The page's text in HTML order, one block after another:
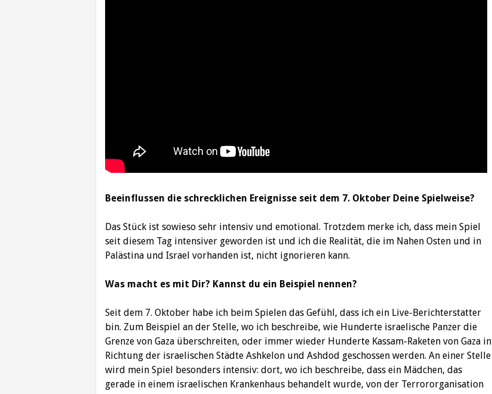
Beeinflussen die schrecklichen Ereignisse seit dem 7. Oktober Deine Spielweise?
Das Stück ist sowieso sehr intensiv und emotional. Trotzdem merke ich, dass mein Spiel
seit diesem Tag intensiver geworden ist und ich die Realität, die im Nahen Osten und in
Palästina und Israel vorhanden ist, nicht ignorieren kann.
Was macht es mit Dir? Kannst du ein Beispiel nennen?
Seit dem 7. Oktober habe ich beim Spielen das Gefühl, dass ich ein Live-Berichterstatter
bin. Zum Beispiel an der Stelle, wo ich beschreibe, wie Hunderte israelische Panzer die
Grenze von Gaza überschreiten, oder immer wieder Hunderte Kassam-Raketen von Gaza in
Richtung der israelischen Städte Ashkelon und Ashdod geschossen werden. An einer Stelle
wird mein Spiel besonders intensiv: dort, wo ich beschreibe, dass ein Mädchen, das
gerade in einem israelischen Krankenhaus behandelt wurde, von der Terrororganisation